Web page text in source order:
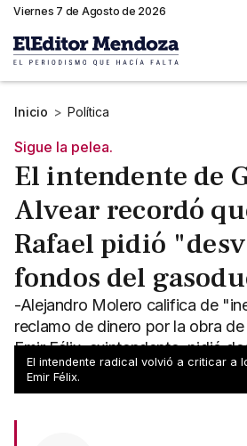
Viernes 7 de Agosto de 2026
Inicio > Política
Sigue la pelea.
El intendente de
Alvear recordó
Rafael pidió
fondos del
-Alejandro Molero califica de
reclamo de dinero por la obra
Emir Félix, exintendente, pidió
San Rafael
El intendente radical volvió a criticar a
Emir Félix.